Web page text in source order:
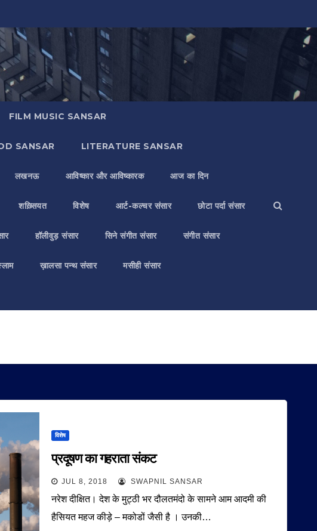
FILM MUSIC SANSAR
SANSAR LITERATURE SANSAR
लखनऊ आविष्कार और आविष्कारक आज का दिन
शख़्सियत विशेष आर्ट-कल्चर संसार छोटा पर्दा संसार
हॉलीवुड़ संसार सिने संगीत संसार संगीत संसार
ख़ालसा पन्थ संसार मसीही संसार
विशेष
प्रदूषण का गहराता संकट
JUL 8, 2018 SWAPNIL SANSAR
नरेश दीक्षित। देश के मुट्ठी भर दौलतमंदो के सामने आम आदमी की
हैसियत महज कीड़े – मकोडों जैसी है । उनकी…